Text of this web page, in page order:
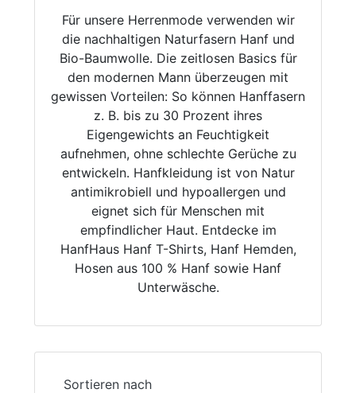
Für unsere Herrenmode verwenden wir
die nachhaltigen Naturfasern Hanf und
Bio-Baumwolle. Die zeitlosen Basics für
den modernen Mann überzeugen mit
gewissen Vorteilen: So können Hanffasern
z. B. bis zu 30 Prozent ihres
Eigengewichts an Feuchtigkeit
aufnehmen, ohne schlechte Gerüche zu
entwickeln. Hanfkleidung ist von Natur
antimikrobiell und hypoallergen und
eignet sich für Menschen mit
empfindlicher Haut. Entdecke im
HanfHaus Hanf T-Shirts, Hanf Hemden,
Hosen aus 100 % Hanf sowie Hanf
Unterwäsche.
Sortieren nach